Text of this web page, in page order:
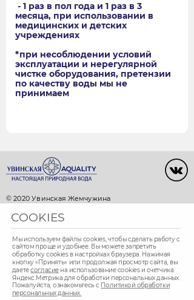
- 1 раз в пол года и 1 раз в 3
месяца, при использовании в
медицинских и детских
учреждениях
*при несоблюдении условий
эксплуатации и нерегулярной
чистке оборудования, претензии
по качеству воды мы не
принимаем
© 2020 Увинская Жемчужина
Официальный Интернет-магазин «Увинская
жемчужина» — оптовая и розничная продажа
безалкогольных напитков.
+7 3412 911-911 (Ижевск)
+7 843 570-15-15 (Казань)
Город Ижевск, Казань
COOKIES
Мы используем файлы cookies, чтобы сделать работу с
сайтом проще и удобнее. Вы можете запретить
обработку сookies в настройках браузера. Нажимая
кнопку «Принять» или продолжая просмотр сайта, вы
даетесогласиена использование cookies и счетчика
Яндекс.Метрика для обработки персональных данных.
Пожалуйста, ознакомьтесь с Политикой обработки
персональных данных.